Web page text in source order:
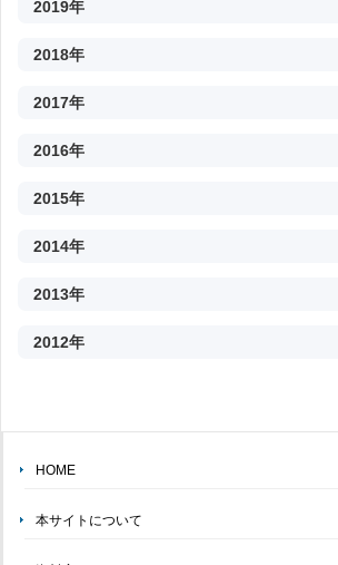
2019年
2018年
2017年
2016年
2015年
2014年
2013年
2012年
HOME
本サイトについて